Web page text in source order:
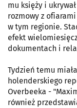
mu księży i
rozmowy z
w tym regionie.
efekt
dokumentach i
Tydzień temu
holenderskiego
Overbeeka -
również